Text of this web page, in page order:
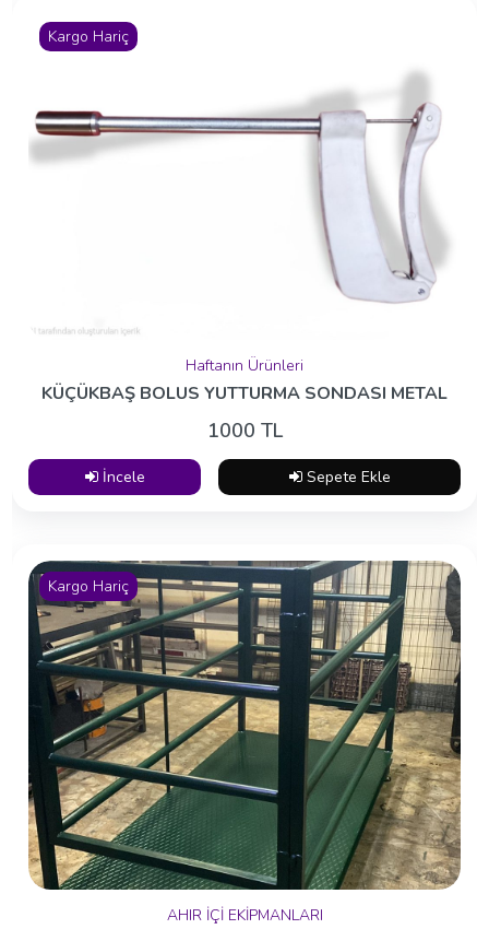
Kargo Hariç
Haftanın Ürünleri
KÜÇÜKBAŞ BOLUS YUTTURMA SONDASI METAL
1000 TL
İncele Sepete Ekle
Kargo Hariç
AHIR İÇİ EKİPMANLARI